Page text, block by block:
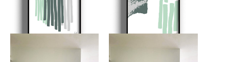
מספר
סוגים.
ניתן
מספר
סוגים.
ניתן